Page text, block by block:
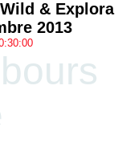
& Explora
2013